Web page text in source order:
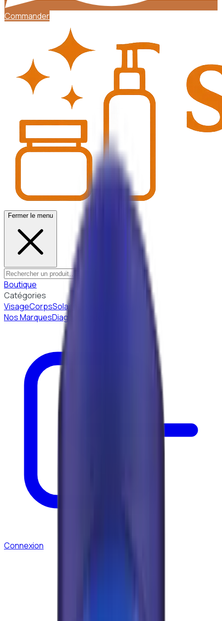
Commander
Fermer le menu
Boutique
Catégories
VisageCorpsSolaire
Nos MarquesDiagnostic peau
Connexion